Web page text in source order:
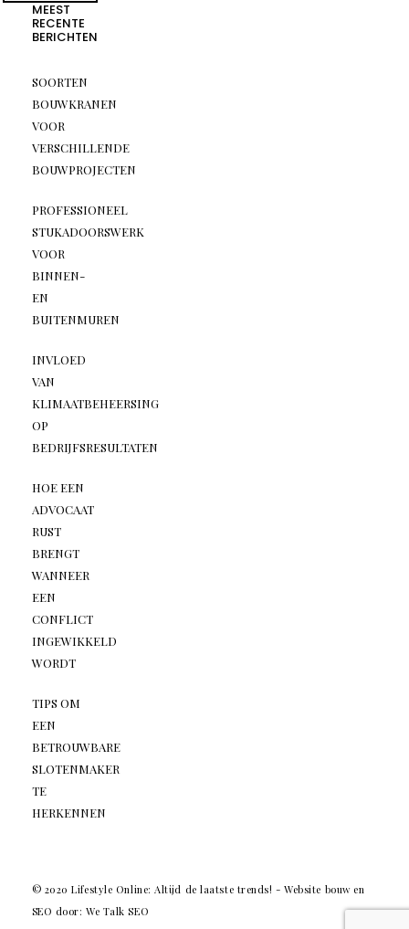
MEEST
RECENTE
BERICHTEN
SOORTEN
BOUWKRANEN
VOOR
VERSCHILLENDE
BOUWPROJECTEN
PROFESSIONEEL
STUKADOORSWERK
VOOR
BINNEN-
EN
BUITENMUREN
INVLOED
VAN
KLIMAATBEHEERSING
OP
BEDRIJFSRESULTATEN
HOE EEN
ADVOCAAT
RUST
BRENGT
WANNEER
EEN
CONFLICT
INGEWIKKELD
WORDT
TIPS OM
EEN
BETROUWBARE
SLOTENMAKER
TE
HERKENNEN
© 2020 Lifestyle Online: Altijd de laatste trends! -Website bouw en
SEO door: We Talk SEO